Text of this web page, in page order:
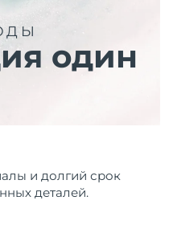
один
и долгий срок
деталей.